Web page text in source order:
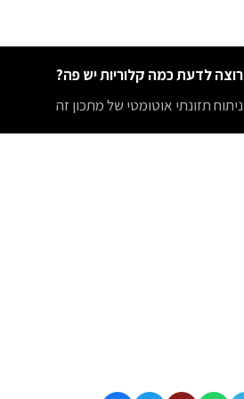
רוצה לדעת כמה קלוריות יש פה?
ניתוח תזונתי אוטומטי של מתכון זה